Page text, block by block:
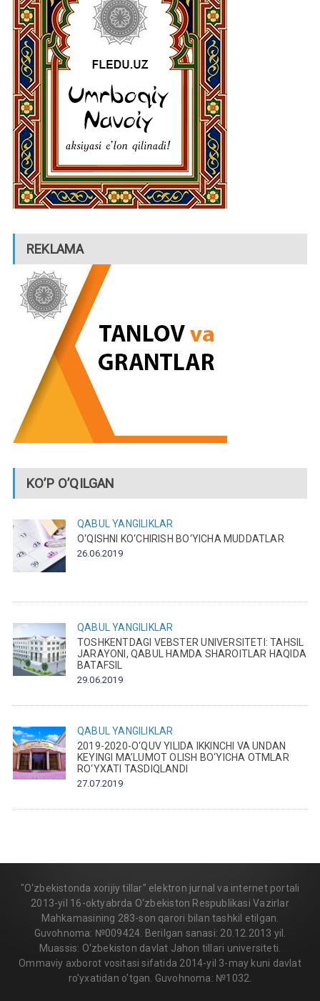
REKLAMA
KO’P O’QILGAN
QABUL
YANGILIKLAR
O‘QISHNI KO‘CHIRISH BO‘YICHA MUDDATLAR
26.06.2019
QABUL
YANGILIKLAR
TOSHKENTDAGI VEBSTER UNIVERSITETI: TAHSIL
JARAYONI, QABUL HAMDA SHAROITLAR HAQIDA
BATAFSIL
29.06.2019
QABUL
YANGILIKLAR
2019-2020-O‘QUV YILIDA IKKINCHI VA UNDAN
KEYINGI MA’LUMOT OLISH BO‘YICHA OTMLAR
RO‘YXATI TASDIQLANDI
27.07.2019
"O‘zbekistonda xorijiy tillar" elektron jurnal va internet portali
2013-yil 16-oktyabrda O‘zbekiston Respublikasi Vazirlar
Mahkamasining 283-son qarori bilan tashkil etilgan.
Guvohnoma: №009424. Berilgan sanasi: 20.12.2013 yil.
Muassis: O‘zbekiston davlat Jahon tillari universiteti.
Ommaviy axborot vositasi sifatida 2014-yil 3-may kuni davlat
ro'yxatidan o'tgan. Guvohnoma: №1032.